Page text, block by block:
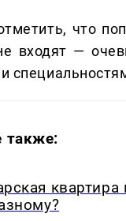
что
входят —
также: